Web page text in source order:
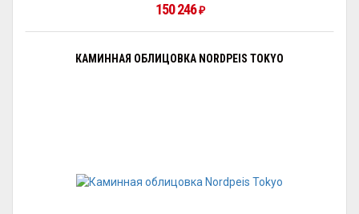
150 246 ₽
КАМИННАЯ ОБЛИЦОВКА NORDPEIS TOKYO